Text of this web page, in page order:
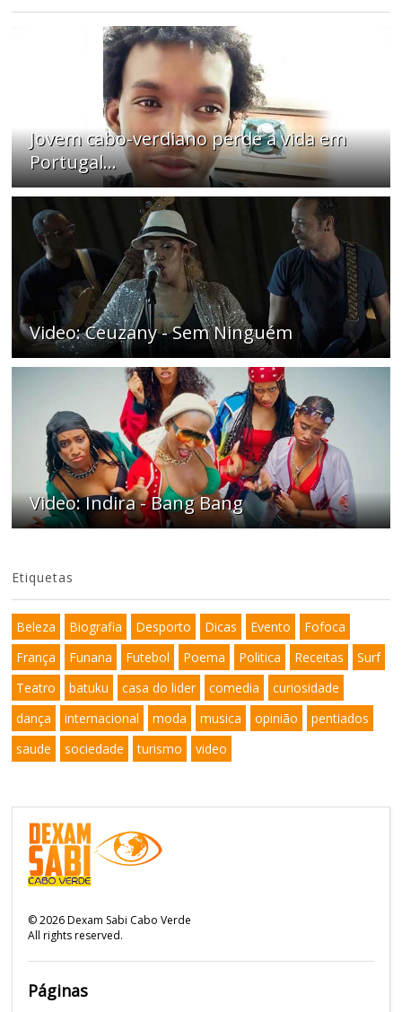
Jovem cabo-verdiano perde a vida em
Portugal...
Video: Ceuzany - Sem Ninguém
Video: Indira - Bang Bang
Etiquetas
Beleza Biografia Desporto Dicas Evento
Fofoca
França
Funana Futebol Poema Politica Receitas
Surf
Teatro
batuku casa do lider comedia
curiosidade
dança
internacional moda musica opinião
pentiados
saude
sociedade turismo video
©2026Dexam Sabi Cabo Verde
All rights reserved.
Páginas